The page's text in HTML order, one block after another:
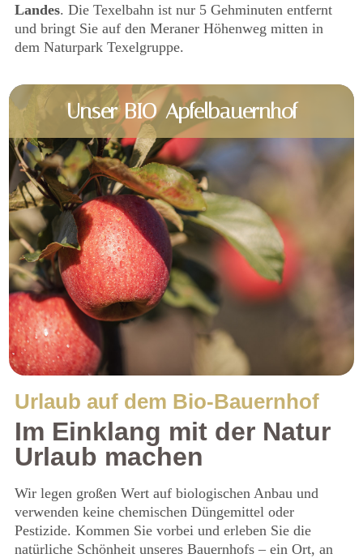
Landes. Die Texelbahn ist nur 5 Gehminuten entfernt
und bringt Sie auf den Meraner Höhenweg mitten in
dem Naturpark Texelgruppe.
Unser BIO-Apfelbauernhof
Urlaub auf dem Bio-Bauernhof
Im Einklang mit der Natur
Urlaub machen
Wir legen großen Wert auf biologischen Anbau und
verwenden keine chemischen Düngemittel oder
Pestizide. Kommen Sie vorbei und erleben Sie die
natürliche Schönheit unseres Bauernhofs – ein Ort, an